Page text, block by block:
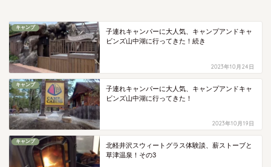
キャンプ
子連れキャンパーに大人気、キャンプアンドキャ
ビンズ山中湖に行ってきた！続き
2023年10月24日
キャンプ
子連れキャンパーに大人気、キャンプアンドキャ
ビンズ山中湖に行ってきた！
2023年10月19日
キャンプ
北軽井沢スウィートグラス体験談、薪ストーブと
草津温泉！その3